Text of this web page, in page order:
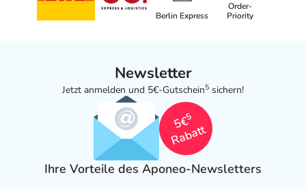
Berlin Express
Order-
Priority
Newsletter
Jetzt anmelden und 5€-Gutschein5 sichern!
5€
5
Rabatt
Ihre Vorteile des Aponeo-Newsletters